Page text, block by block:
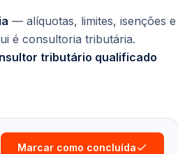
— alíquotas, limites, isenções e
é consultoria tributária.
tributário qualificado
Marcar como concluída